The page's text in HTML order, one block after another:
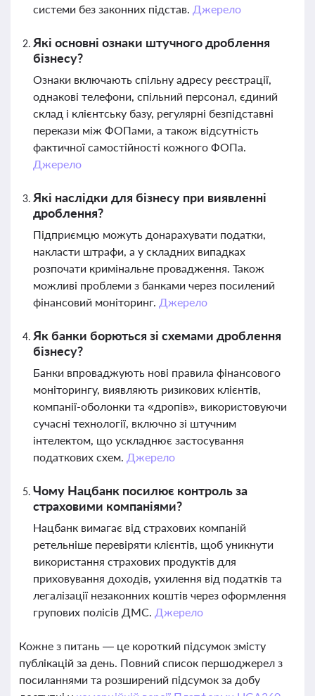
системи без законних підстав. Джерело
Які основні ознаки штучного дроблення
бізнесу?
Ознаки включають спільну адресу реєстрації,
однакові телефони, спільний персонал, єдиний
склад і клієнтську базу, регулярні безпідставні
перекази між ФОПами, а також відсутність
фактичної самостійності кожного ФОПа.
Джерело
Які наслідки для бізнесу при виявленні
дроблення?
Підприємцю можуть донарахувати податки,
накласти штрафи, а у складних випадках
розпочати кримінальне провадження. Також
можливі проблеми з банками через посилений
фінансовий моніторинг. Джерело
Як банки борються зі схемами дроблення
бізнесу?
Банки впроваджують нові правила фінансового
моніторингу, виявляють ризикових клієнтів,
компанії-оболонки та «дропів», використовуючи
сучасні технології, включно зі штучним
інтелектом, що ускладнює застосування
податкових схем. Джерело
Чому Нацбанк посилює контроль за
страховими компаніями?
Нацбанк вимагає від страхових компаній
ретельніше перевіряти клієнтів, щоб уникнути
використання страхових продуктів для
приховування доходів, ухилення від податків та
легалізації незаконних коштів через оформлення
групових полісів ДМС. Джерело
Кожне з питань — це короткий підсумок змісту
публікацій за день. Повний список першоджерел з
посиланнями та розширений підсумок за добу